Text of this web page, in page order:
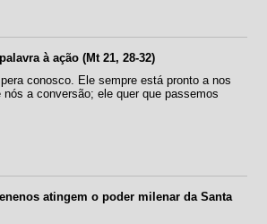
à ação (Mt 21, 28-32)
conosco. Ele sempre está pronto a nos
nós a conversão; ele quer que passemos
atingem o poder milenar da Santa